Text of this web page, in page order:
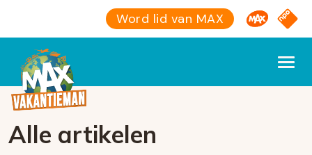
Word lid van MAX Omroep
NPO
Alle artikelen